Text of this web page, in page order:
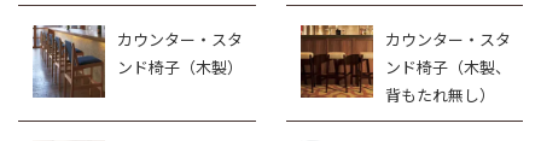
カウンター・スタ
ンド椅子（木製）
カウンター・スタ
ンド椅子（木製、
背もたれ無し）